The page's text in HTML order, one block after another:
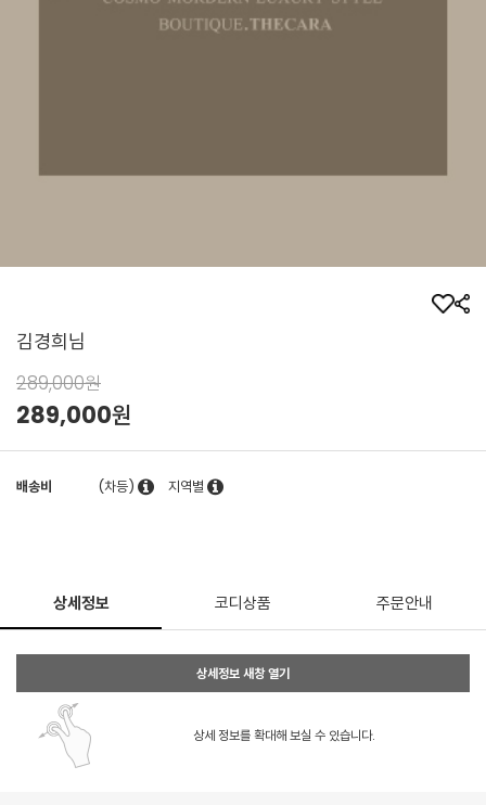
김경희님
289,000원
289,000원
배송비 (차등) 지역별
상세정보 코디상품 주문안내
상세정보 새창 열기
상세 정보를 확대해 보실 수 있습니다.